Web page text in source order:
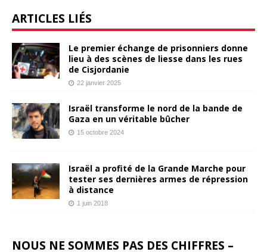
ARTICLES LIÉS
Le premier échange de prisonniers donne
lieu à des scènes de liesse dans les rues
de Cisjordanie
22 janvier 2025
Israël transforme le nord de la bande de
Gaza en un véritable bûcher
15 octobre 2024
Israël a profité de la Grande Marche pour
tester ses dernières armes de répression
à distance
1 juin 2018
NOUS NE SOMMES PAS DES CHIFFRES –